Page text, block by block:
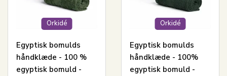
Orkidé
Egyptisk bomulds
håndklæde - 100 %
egyptisk bomuld -
Orkidé
Egyptisk bomulds
håndklæde - 100%
egyptisk bomuld -